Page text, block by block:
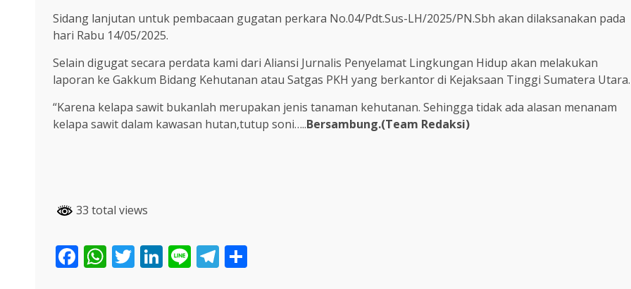
Sidang lanjutan untuk pembacaan gugatan perkara No.04/Pdt.Sus-LH/2025/PN.Sbh akan dilaksanakan pada
hari Rabu 14/05/2025.
Selain digugat secara perdata kami dari Aliansi Jurnalis Penyelamat Lingkungan Hidup akan melakukan
laporan ke Gakkum Bidang Kehutanan atau Satgas PKH yang berkantor di Kejaksaan Tinggi Sumatera Utara.
“Karena kelapa sawit bukanlah merupakan jenis tanaman kehutanan. Sehingga tidak ada alasan menanam
kelapa sawit dalam kawasan hutan,tutup soni…..Bersambung.(Team Redaksi)
33 total views
Facebook
WhatsApp
Twitter
LinkedIn
LineTelegram